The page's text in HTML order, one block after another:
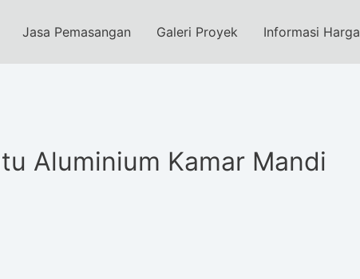
Jasa Pemasangan Galeri Proyek Informasi Harga
Aluminium Kamar Mandi